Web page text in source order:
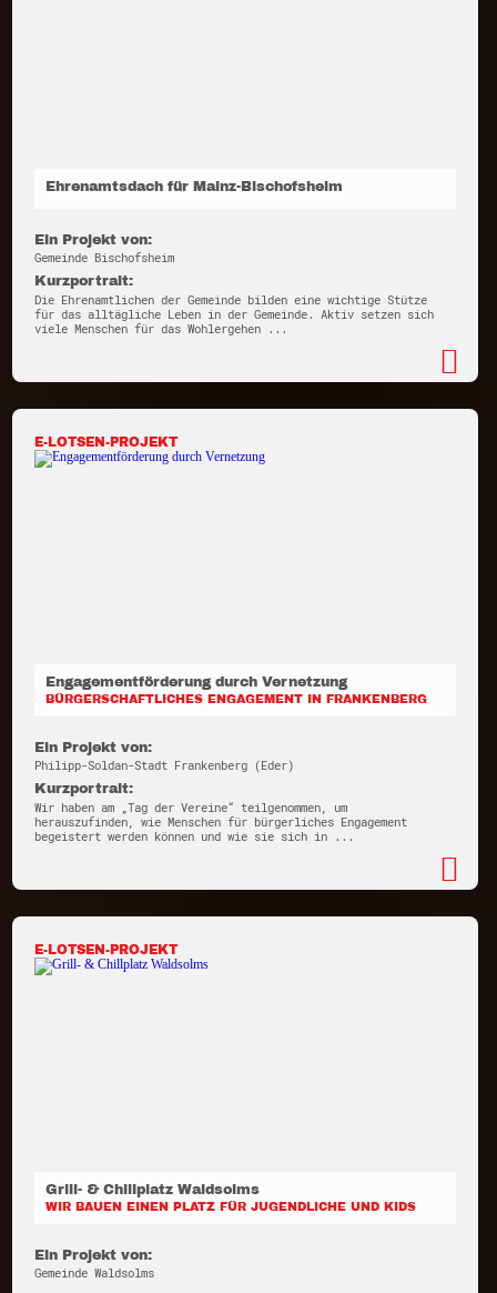
Ehrenamtsdach für Mainz-Bischofsheim
Ein Projekt von:
Gemeinde Bischofsheim
Kurzportrait:
Die Ehrenamtlichen der Gemeinde bilden eine wichtige Stütze
für das alltägliche Leben in der Gemeinde. Aktiv setzen sich
viele Menschen für das Wohlergehen ...
E-LOTSEN-PROJEKT
Engagementförderung durch Vernetzung
BÜRGERSCHAFTLICHES ENGAGEMENT IN FRANKENBERG
Ein Projekt von:
Philipp-Soldan-Stadt Frankenberg (Eder)
Kurzportrait:
Wir haben am „Tag der Vereine“ teilgenommen, um
herauszufinden, wie Menschen für bürgerliches Engagement
begeistert werden können und wie sie sich in ...
E-LOTSEN-PROJEKT
Grill- & Chillplatz Waldsolms
WIR BAUEN EINEN PLATZ FÜR JUGENDLICHE UND KIDS
Ein Projekt von:
Gemeinde Waldsolms